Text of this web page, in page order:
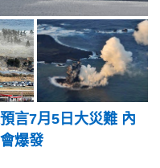
言7月5日大災難 內
爆發